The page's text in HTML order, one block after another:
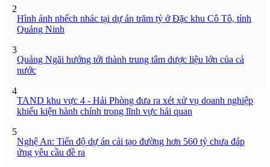
2
Hình ảnh nhếch nhác tại dự án trăm tỷ ở Đặc khu Cô Tô, tỉnh
Quảng Ninh
3
Quảng Ngãi hướng tới thành trung tâm dược liệu lớn của cả
nước
4
TAND khu vực 4 - Hải Phòng đưa ra xét xử vụ doanh nghiệp
khiếu kiện hành chính trong lĩnh vực hải quan
5
Nghệ An: Tiến độ dự án cải tạo đường hơn 560 tỷ chưa đáp
ứng yêu cầu đề ra